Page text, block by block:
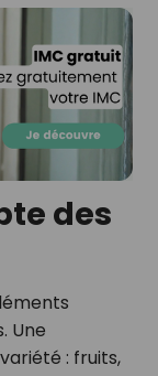
des
Une
: fruits,